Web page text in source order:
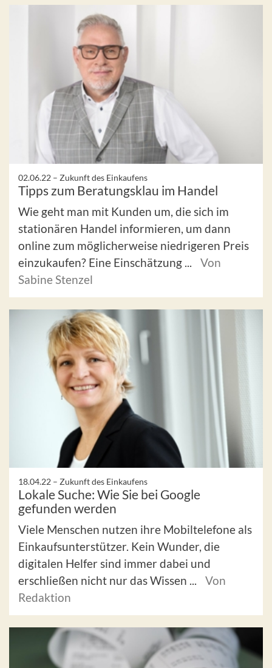
02.06.22 – Zukunft des Einkaufens
Tipps zum Beratungsklau im Handel
Wie geht man mit Kunden um, die sich im
stationären Handel informieren, um dann
online zum möglicherweise niedrigeren Preis
einzukaufen? Eine Einschätzung ...
Von
Sabine Stenzel
18.04.22 – Zukunft des Einkaufens
Lokale Suche: Wie Sie bei Google
gefunden werden
Viele Menschen nutzen ihre Mobiltelefone als
Einkaufsunterstützer. Kein Wunder, die
digitalen Helfer sind immer dabei und
erschließen nicht nur das Wissen ...
Von
Redaktion